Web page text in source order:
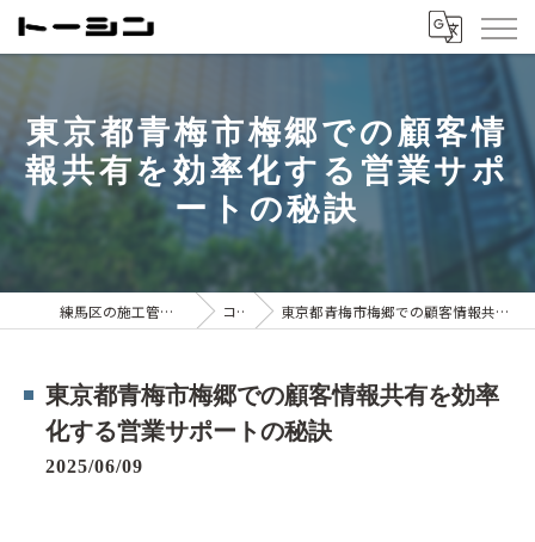
東京都青梅市梅郷での顧客情
報共有を効率化する営業サポ
ートの秘訣
練馬区の施工管理は株式会社トーシン コラム 東京都青梅市梅郷での顧客情報共有を効率化する営業サポートの秘訣
東京都青梅市梅郷での顧客情報共有を効率
化する営業サポートの秘訣
2025/06/09